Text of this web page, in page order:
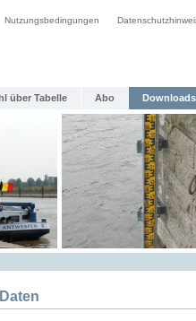
Nutzungsbedingungen
über Tabelle Abo Downloads